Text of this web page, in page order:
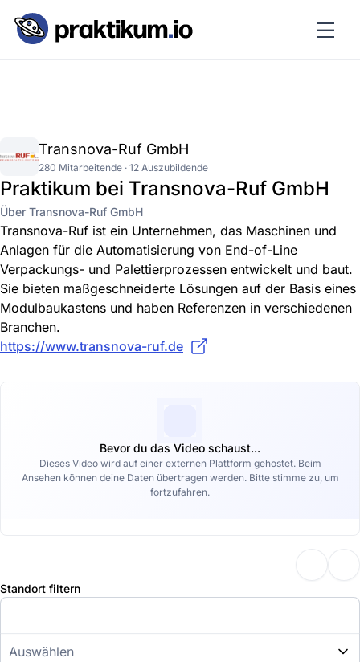
Transnova-Ruf GmbH
280 Mitarbeitende · 12 Auszubildende
Praktikum bei Transnova-Ruf GmbH
Über Transnova-Ruf GmbH
Transnova-Ruf ist ein Unternehmen, das Maschinen und
Anlagen für die Automatisierung von End-of-Line
Verpackungs- und Palettierprozessen entwickelt und baut.
Sie bieten maßgeschneiderte Lösungen auf der Basis eines
Modulbaukastens und haben Referenzen in verschiedenen
Branchen.
https://www.transnova-ruf.de
Bevor du das Video schaust...
Dieses Video wird auf einer externen Plattform gehostet. Beim
Ansehen können deine Daten übertragen werden. Bitte stimme zu, um
fortzufahren.
Standort filtern
Auswählen